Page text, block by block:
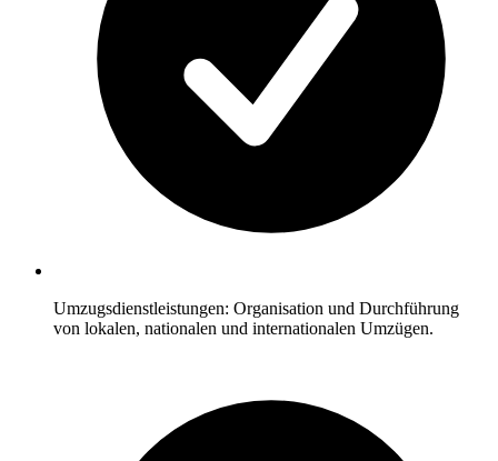
Umzugsdienstleistungen: Organisation und Durchführung
von lokalen, nationalen und internationalen Umzügen.